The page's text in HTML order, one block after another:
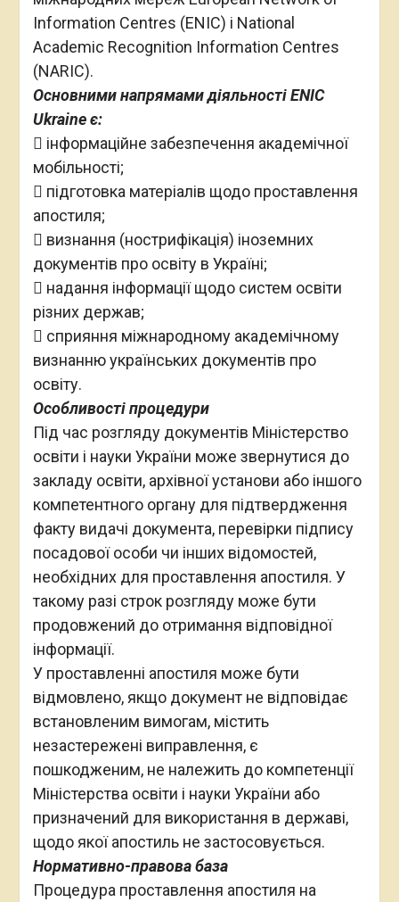
Information Centres (ENIC) і National
Academic Recognition Information Centres
(NARIC).
Основними напрямами діяльності ENIC
Ukraine є:
 інформаційне забезпечення академічної
мобільності;
 підготовка матеріалів щодо проставлення
апостиля;
 визнання (нострифікація) іноземних
документів про освіту в Україні;
 надання інформації щодо систем освіти
різних держав;
 сприяння міжнародному академічному
визнанню українських документів про
освіту.
Особливості процедури
Під час розгляду документів Міністерство
освіти і науки України може звернутися до
закладу освіти, архівної установи або іншого
компетентного органу для підтвердження
факту видачі документа, перевірки підпису
посадової особи чи інших відомостей,
необхідних для проставлення апостиля. У
такому разі строк розгляду може бути
продовжений до отримання відповідної
інформації.
У проставленні апостиля може бути
відмовлено, якщо документ не відповідає
встановленим вимогам, містить
незастережені виправлення, є
пошкодженим, не належить до компетенції
Міністерства освіти і науки України або
призначений для використання в державі,
щодо якої апостиль не застосовується.
Нормативно-правова база
Процедура проставлення апостиля на